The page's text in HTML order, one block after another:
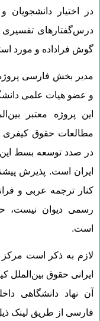
در اختیار دانشجویان
درس‌گفتارهای تفسیری
گوش فراداده و مورد
مدیر بخش فارسی
و عضو هیات علمی
این پروژه معتبر
مطالعات حقوق کیفری
در صدد توسعه بسط این
ایران است. پذیرش
کنار ترجمه عربی و
رسمی دیوان نیست،
است.
لازم به ذکر است مرکز
ایرانی حقوق بین‌الملل
آن نهاد دانشگاهی
فارسی از طریق لینک